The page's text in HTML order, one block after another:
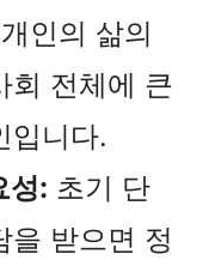
인의 삶의
회 전체에 큰
입니다.
성: 초기 단
을 받으면 정